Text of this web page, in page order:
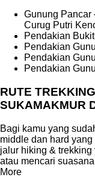
Gunung Pancar
Curug Putri
Pendakian
Pendakian
Pendakian
Pendakian
RUTE
SUKAMAKMUR
Bagi kamu yang
middle dan hard
jalur hiking &
atau mencari
More